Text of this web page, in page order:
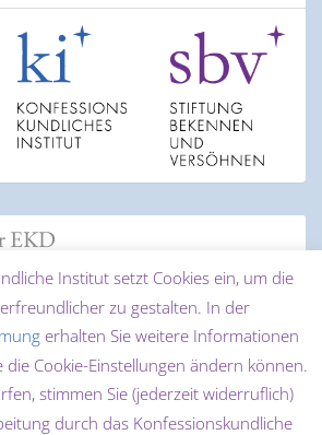
EKD
Institut setzt Cookies ein, um die
zu gestalten. In der
erhalten Sie weitere Informationen
die Cookie-Einstellungen ändern können.
stimmen Sie (jederzeit widerruflich)
durch das Konfessionskundliche